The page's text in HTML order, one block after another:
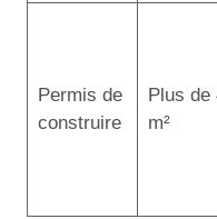
Permis de
construire
Plus de
m²